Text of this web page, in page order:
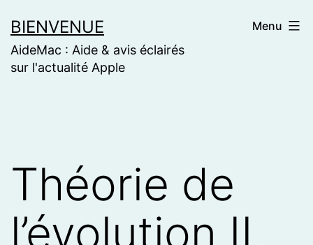
to
content
BIENVENUE
AideMac : Aide & avis éclairés
sur l'actualité Apple
Menu
Théorie de
l’évolution II.